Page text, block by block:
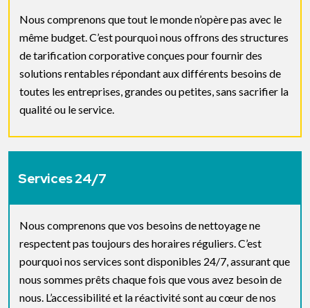
Nous comprenons que tout le monde n’opère pas avec le
même budget. C’est pourquoi nous offrons des structures
de tarification corporative conçues pour fournir des
solutions rentables répondant aux différents besoins de
toutes les entreprises, grandes ou petites, sans sacrifier la
qualité ou le service.
Services 24/7
Nous comprenons que vos besoins de nettoyage ne
respectent pas toujours des horaires réguliers. C’est
pourquoi nos services sont disponibles 24/7, assurant que
nous sommes prêts chaque fois que vous avez besoin de
nous. L’accessibilité et la réactivité sont au cœur de nos